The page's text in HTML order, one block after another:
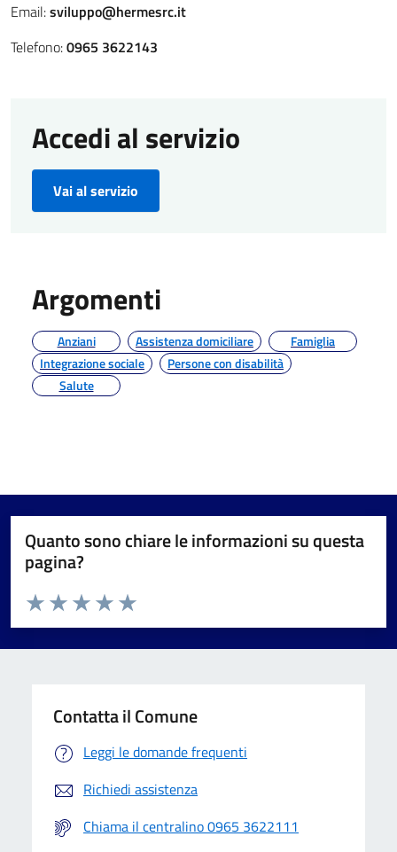
Email:sviluppo@hermesrc.it
Telefono:0965 3622143
Accedi al servizio
Vai al servizio
Argomenti
Anziani Assistenza domiciliare
Famiglia
Integrazione sociale
Persone con disabilità
Salute
Quanto sono chiare le informazioni su questa
pagina?
Valuta da 1 a 5 stelle la pagina
Valuta 5 stelle su 5
Valuta 4 stelle su 5
Valuta 3 stelle su 5
Valuta 2 stelle su 5
Valuta 1 stelle su 5
Contatta il Comune
Leggi le domande frequenti
Richiedi assistenza
Chiama il centralino 0965 3622111